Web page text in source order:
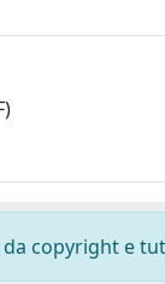
copyright e